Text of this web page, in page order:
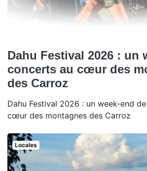
Dahu Festival 2026 : un
concerts au cœur des
des Carroz
Dahu Festival 2026 : un week-end
cœur des montagnes des Carroz
Locales